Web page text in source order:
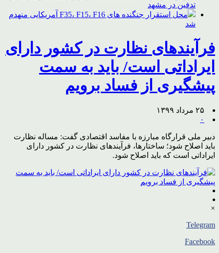
تدفین در مشهد
محل استقرار جنگنده های F35، F15، F16 آمریکایی منهدم
شد
فرآیندهای نظارت در کشور دارای
ایراداتی است/ باید به سمت
پیشگیری از فساد برویم
۲۵ مرداد ۱۳۹۹
۰
دبیر ملی قرارگاه مبارزه با مفاسد اقتصادی گفت: مساله نظارت
باید اصلاح شود؛ ساختارها، فرآیندهای نظارت در کشور دارای
ایراداتی است که باید اصلاح شود.
×
Telegram
Facebook